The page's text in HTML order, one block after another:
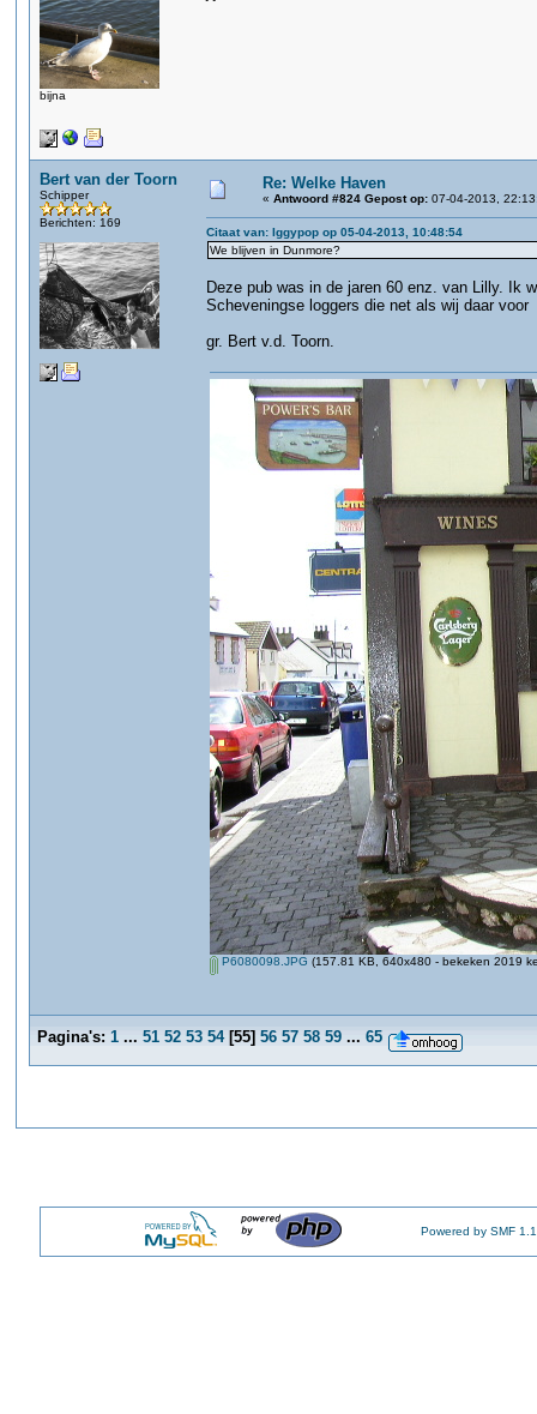
bijna
Bert van der Toorn
Schipper
Berichten: 169
Re: Welke Haven
« Antwoord #824 Gepost op:07-04-2013,
Citaat van: Iggypop op 05-04-2013, 10:48:54
We blijven in Dunmore?
Deze pub was in de jaren 60 enz. van Lilly. Ik
Scheveningse loggers die net als wij daar voor
gr. Bert v.d. Toorn.
P6080098.JPG (157.81 KB, 640x480 - bekeken 2019
Pagina's: 1 ... 51 52 53 54[55] 56 57 58 59 ... 65
Powered by SMF